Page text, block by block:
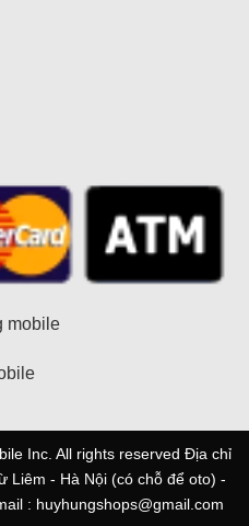
mobile
Inc. All rights reserved Địa chỉ
Liêm - Hà Nội (có chỗ để oto) -
: huyhungshops@gmail.com